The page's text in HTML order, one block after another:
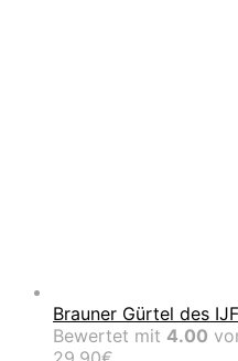
Brauner Gürtel des
Bewertet mit 4.00